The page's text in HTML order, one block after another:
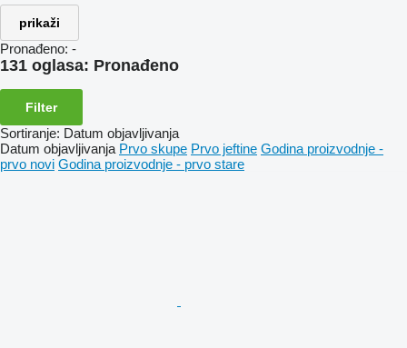
prikaži
Pronađeno: -
131 oglasa: Pronađeno
Filter
Sortiranje: Datum objavljivanja
Datum objavljivanja Prvo skupe Prvo jeftine Godina proizvodnje -
prvo novi Godina proizvodnje - prvo stare